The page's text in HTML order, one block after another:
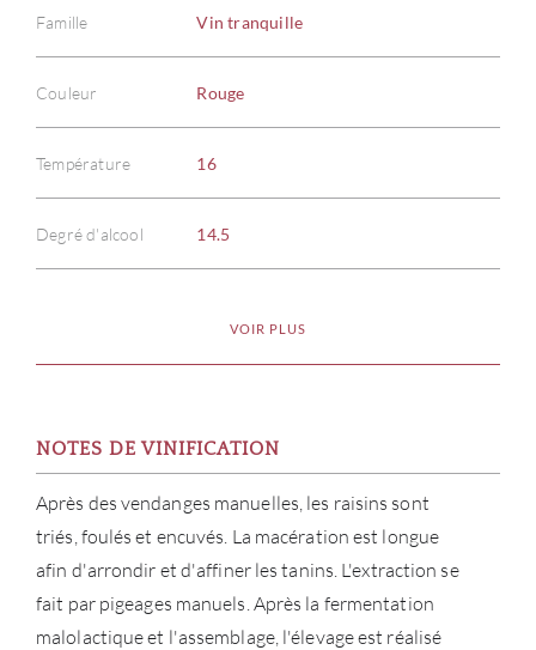
Famille Vin tranquille
Couleur Rouge
Température 16
Degré d'alcool 14.5
VOIR PLUS
NOTES DE VINIFICATION
Après des vendanges manuelles, les raisins sont
triés, foulés et encuvés. La macération est longue
afin d'arrondir et d'affiner les tanins. L'extraction se
fait par pigeages manuels. Après la fermentation
malolactique et l'assemblage, l'élevage est réalisé